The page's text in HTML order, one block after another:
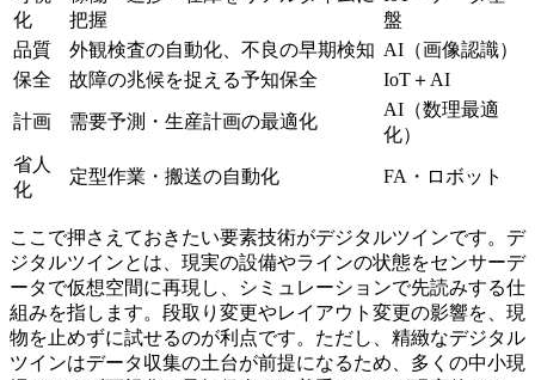
化
把握
盤
品質
外観検査の自動化、不良の早期検知 AI（画像認識）
保全
故障の兆候を捉える予知保全 IoT＋AI
計画 需要予測・生産計画の最適化
AI（数理最適
化）
省人
化
定型作業・搬送の自動化 FA・ロボット
ここで押さえておきたい要素技術がデジタルツインです。デ
ジタルツインとは、現実の設備やラインの状態をセンサーデ
ータで仮想空間に再現し、シミュレーションで先読みする仕
組みを指します。段取り変更やレイアウト変更の影響を、現
物を止めずに試せるのが利点です。ただし、精緻なデジタル
ツインはデータ収集の土台が前提になるため、多くの中小現